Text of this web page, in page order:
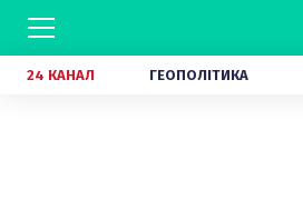
24 КАНАЛ ГЕОПОЛІТИКА